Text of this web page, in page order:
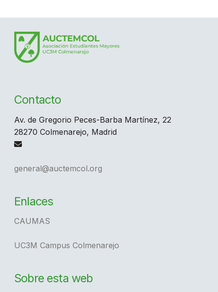
Contacto
Av. de Gregorio Peces-Barba Martínez, 22
28270 Colmenarejo, Madrid
general@auctemcol.org
Enlaces
CAUMAS
UC3M Campus Colmenarejo
Sobre esta web